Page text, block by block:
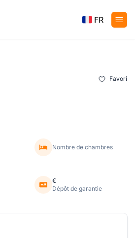
FR
Favori
Nombre de chambres
€
Dépôt de garantie